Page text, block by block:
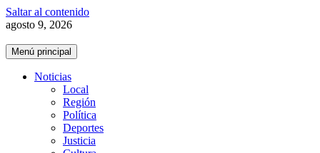
Saltar al contenido
agosto 9, 2026
Menú principal
Noticias
Local
Región
Política
Deportes
Justicia